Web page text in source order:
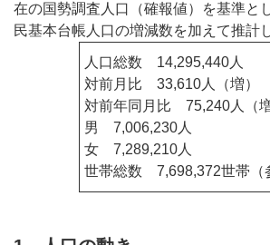
在の国勢調査人口（確報値）を基準と
民基本台帳人口の増減数を加えて推計
人口総数 14,295,440人
対前月比 33,610人（増）
対前年同月比 75,240人（増
男 7,006,230人
女 7,289,210人
世帯総数 7,698,372世帯（